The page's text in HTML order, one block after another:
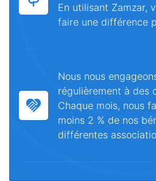
En utilisant Zamzar,
faire une différence
Nous nous
régulièrement à des
Chaque mois, nous
moins 2 % de nos
différentes